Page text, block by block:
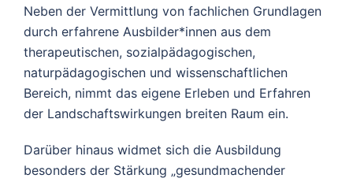
Neben der Vermittlung von fachlichen Grundlagen
durch erfahrene Ausbilder*innen aus dem
therapeutischen, sozialpädagogischen,
naturpädagogischen und wissenschaftlichen
Bereich, nimmt das eigene Erleben und Erfahren
der Landschaftswirkungen breiten Raum ein.
Darüber hinaus widmet sich die Ausbildung
besonders der Stärkung „gesundmachender